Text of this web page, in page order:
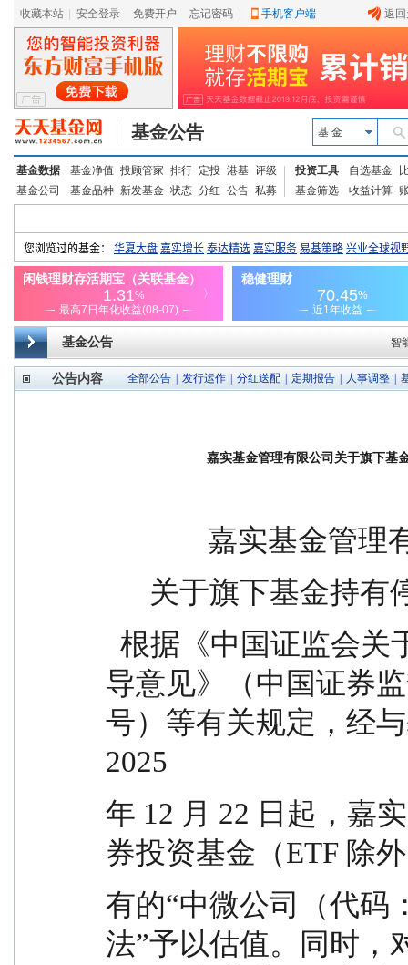
收藏本站 安全登录 免费开户 忘记密码 手机客户端 返
基金公告 基 金
基金数据 基金净值 投顾管家 排行 定投 港基 评级
基金公司
基金品种 新发基金 状态 分红 公告 私募
投资工具 自选基金
基金筛选
收益计算
基金公告 智
公告内容 全部公告 发行运作 分红送配 定期报告 人事调整
嘉实基金管理有限公司关于旗下基
嘉实基
关于旗下基金
导意见》（中国证券
号）等有关规定，经
2025
年 12 月 22 日起，嘉
券投资基金（ETF 除
有的“中微公司（代码
法”予以估值。同时，